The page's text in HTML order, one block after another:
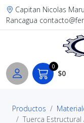
Capitan Nicolas
Rancagua
0
$0
Productos
Tuerca Estructural